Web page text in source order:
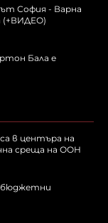
София - Варна
(+ВИДЕО)
Бала е
в центъра на
среща на ООН
бюджетни